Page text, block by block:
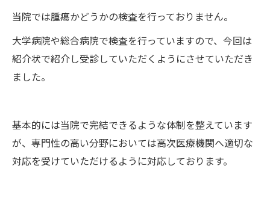
当院では腫瘍かどうかの検査を行っておりません。
大学病院や総合病院で検査を行っていますので、今回は
紹介状で紹介し受診していただくようにさせていただき
ました。
基本的には当院で完結できるような体制を整えています
が、専門性の高い分野においては高次医療機関へ適切な
対応を受けていただけるように対応しております。